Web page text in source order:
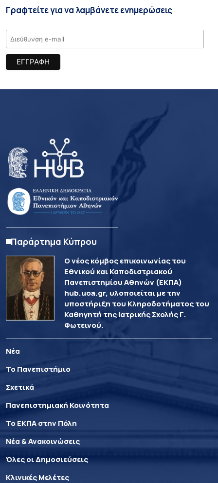
Γραφτείτε για να λαμβάνετε ενημερώσεις
Παράρτημα Κύπρου
Ο νέος κόμβος επικοινωνίας του
Εθνικού και Καποδιστριακού
Πανεπιστημίου Αθηνών (ΕΚΠΑ)
hub.uoa.gr, υλοποιείται με την
υποστήριξη του Κληροδοτήματος του
Καθηγητή της Ιατρικής Σχολής Γ.
Φωτεινού.
Νέα
Το Πανεπιστήμιο
Σχετικά
Πανεπιστημιακή Κοινότητα
Το ΕΚΠΑ στην Πόλη
Νέα & Ανακοινώσεις
Όλες οι Δημοσιεύσεις
Κλινικές Μελέτες